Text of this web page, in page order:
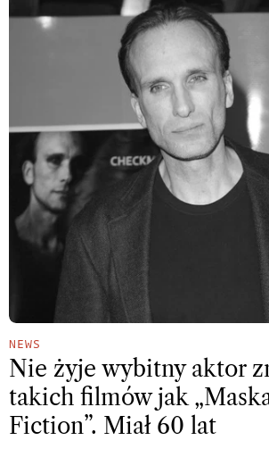
NEWS
Nie żyje wybitny aktor
takich filmów jak
Fiction”. Miał 60 lat